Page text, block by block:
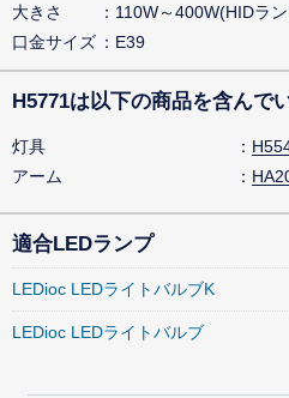
大きさ
110W～400W(HIDラ
口金サイズ
E39
H5771は以下の商品を含んで
灯具
アーム
適合LEDランプ
LEDioc LEDライトバルブK
LEDioc LEDライトバルブ